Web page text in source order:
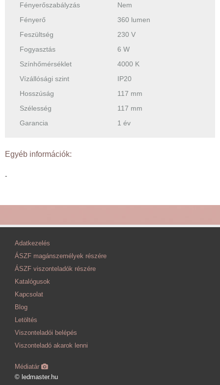
Fényerőszabályzás
Nem
Fényerő
360 lumen
Feszültség
230 V
Fogyasztás
6 W
Színhőmérséklet
4000 K
Vízállósági szint
IP20
Hosszúság
117 mm
Szélesség
117 mm
Garancia
1 év
Egyéb információk:
-
Adatkezelés
ÁSZF magánszemélyek részére
ÁSZF viszonteladók részére
Katalógusok
Kapcsolat
Blog
Letöltés
Viszonteladói belépés
Viszonteladó akarok lenni
Médiatár
© ledmaster.hu